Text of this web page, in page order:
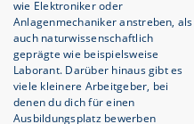
wie Elektroniker oder
Anlagenmechaniker anstreben, als
auch naturwissenschaftlich
geprägte wie beispielsweise
Laborant. Darüber hinaus gibt es
viele kleinere Arbeitgeber, bei
denen du dich für einen
Ausbildungsplatz bewerben